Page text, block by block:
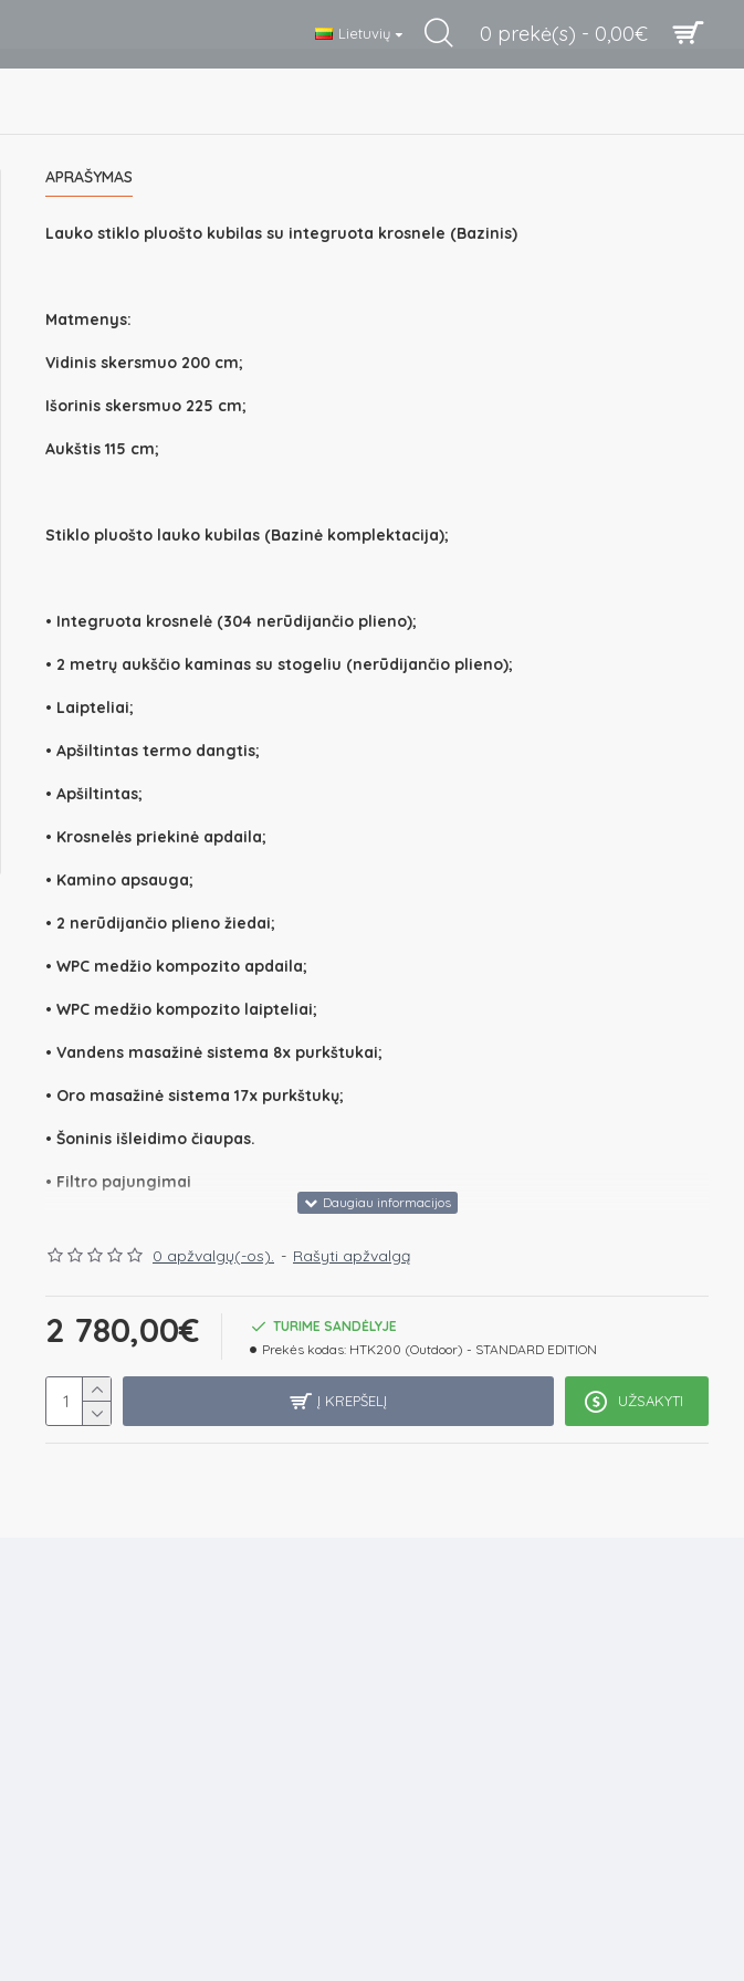
Lietuvių 0 prekė(s) - 0,00€
APRAŠYMAS
Lauko stiklo pluošto kubilas su integruota krosnele (Bazinis)
Matmenys:
Vidinis skersmuo 200 cm;
Išorinis skersmuo 225 cm;
Aukštis 115 cm;
Stiklo pluošto lauko kubilas (Bazinė komplektacija);
• Integruota krosnelė (304 nerūdijančio plieno);
• 2 metrų aukščio kaminas su stogeliu (nerūdijančio plieno);
• Laipteliai;
• Apšiltintas termo dangtis;
• Apšiltintas;
• Krosnelės priekinė apdaila;
• Kamino apsauga;
• 2 nerūdijančio plieno žiedai;
• WPC medžio kompozito apdaila;
• WPC medžio kompozito laipteliai;
• Vandens masažinė sistema 8x purkštukai;
• Oro masažinė sistema 17x purkštukų;
• Šoninis išleidimo čiaupas.
• Filtro pajungimai
Vidinės spalvos: Balta kreminė - Mėlyna perlamutrinė - Pilka perlamutrinė
0 apžvalgų(-os). - Rašyti apžvalgą
2 780,00€
TURIME SANDĖLYJE
Prekės kodas: HTK200 (Outdoor) - STANDARD EDITION
Į KREPŠELĮ UŽSAKYTI